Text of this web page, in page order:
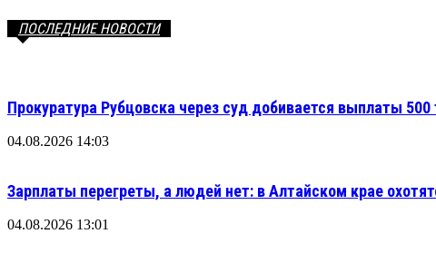
ПОСЛЕДНИЕ НОВОСТИ
Прокуратура Рубцовска через суд добивается выплаты
04.08.2026 14:03
Зарплаты перегреты, а людей нет: в Алтайском крае
04.08.2026 13:01